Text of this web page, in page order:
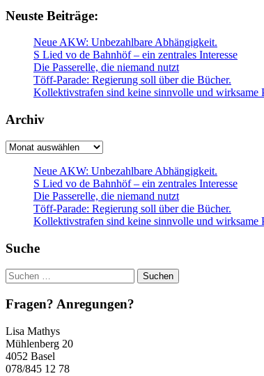
Neuste Beiträge:
Neue AKW: Unbezahlbare Abhängigkeit.
S Lied vo de Bahnhöf – ein zentrales Interesse
Die Passerelle, die niemand nutzt
Töff-Parade: Regierung soll über die Bücher.
Kollektivstrafen sind keine sinnvolle und wirksame
Archiv
Archiv
Neue AKW: Unbezahlbare Abhängigkeit.
S Lied vo de Bahnhöf – ein zentrales Interesse
Die Passerelle, die niemand nutzt
Töff-Parade: Regierung soll über die Bücher.
Kollektivstrafen sind keine sinnvolle und wirksame
Suche
Suchen
nach:
Fragen? Anregungen?
Lisa Mathys
Mühlenberg 20
4052 Basel
078/845 12 78